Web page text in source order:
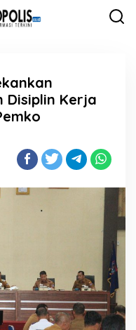
Disiplin Kerja